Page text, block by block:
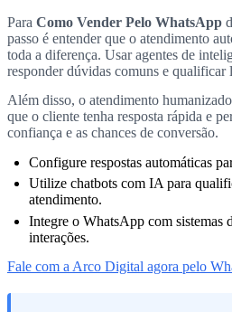
Para Como Vender Pelo WhatsApp
passo é entender que o atendimento
toda a diferença. Usar agentes de
responder dúvidas comuns e qualificar
Além disso, o atendimento
que o cliente tenha resposta rápida e
confiança e as chances de conversão.
Configure respostas automáticas
Utilize chatbots com IA para
atendimento.
Integre o WhatsApp com sistemas
interações.
Fale com a Arco Digital agora pelo